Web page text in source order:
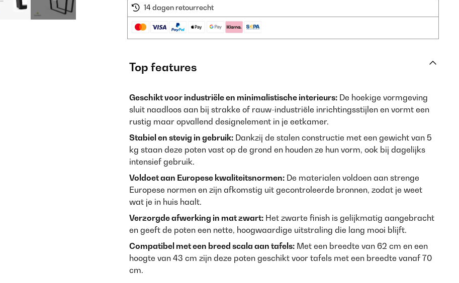
14 dagen retourrecht
Top features
Geschikt voor industriële en minimalistische interieurs: De hoekige vormgeving
sluit naadloos aan bij strakke of rauw-industriële inrichtingsstijlen en vormt een
rustig maar opvallend designelement in je eetkamer.
Stabiel en stevig in gebruik: Dankzij de stalen constructie met een gewicht van 5
kg staan deze poten vast op de grond en houden ze hun vorm, ook bij dagelijks
intensief gebruik.
Voldoet aan Europese kwaliteitsnormen: De materialen voldoen aan strenge
Europese normen en zijn afkomstig uit gecontroleerde bronnen, zodat je weet
wat je in huis haalt.
Verzorgde afwerking in mat zwart: Het zwarte finish is gelijkmatig aangebracht
en geeft de poten een nette, hoogwaardige uitstraling die lang mooi blijft.
Compatibel met een breed scala aan tafels: Met een breedte van 62 cm en een
hoogte van 43 cm zijn deze poten geschikt voor tafels met een breedte vanaf 70
cm.